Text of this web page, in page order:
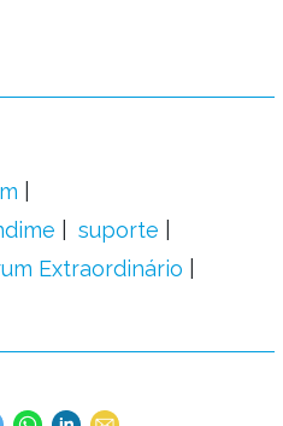
suporte
Extraordinário